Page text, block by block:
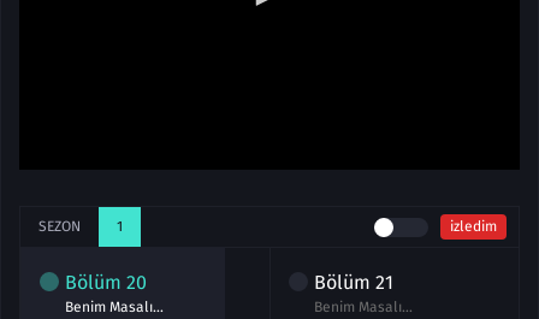
SEZON 1 izledim
Bölüm 20
Benim Masalım 20.Bölüm izle
Bölüm 21
Benim Masalım 21.Bölüm izle